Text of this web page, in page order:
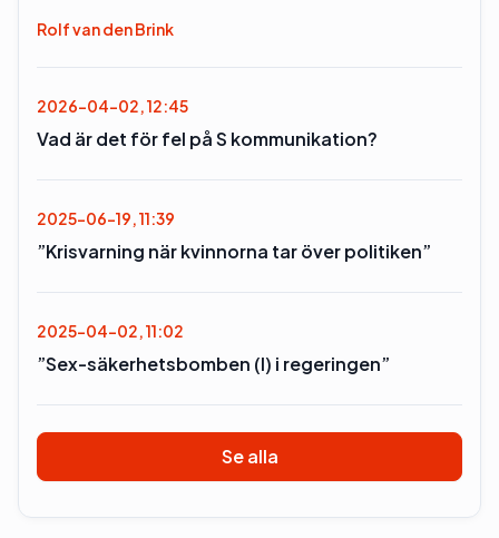
Rolf van den Brink
2026-04-02, 12:45
Vad är det för fel på S kommunikation?
2025-06-19, 11:39
”Krisvarning när kvinnorna tar över politiken”
2025-04-02, 11:02
”Sex-säkerhetsbomben (l) i regeringen”
Se alla